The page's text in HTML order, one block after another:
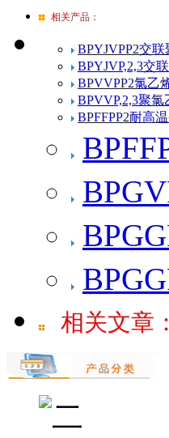
相关产品：
BPYJVPP2交
BPYJVP,2,3交
BPVVPP2氯乙
BPVVP,2,3聚
BPFFPP2耐高
相关文章：